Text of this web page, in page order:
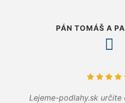
PÁN TOMÁŠ A
Lejeme-podlahy.sk